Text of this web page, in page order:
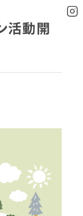
活動開